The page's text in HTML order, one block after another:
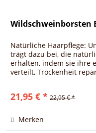
Wildschweinborsten
Natürliche Haarpflege:
trägt dazu bei, die
erhalten, indem sie ihre
verteilt, Trockenheit
21,95 € * 22,95 € *
Merken